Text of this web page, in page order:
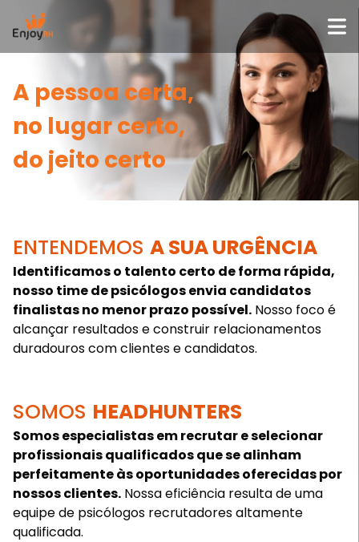
A pessoa certa,
no lugar certo,
do jeito certo
ENTENDEMOS A SUA URGÊNCIA
Identificamos o talento certo de forma rápida,
nosso time de psicólogos envia candidatos
finalistas no menor prazo possível. Nosso foco é
alcançar resultados e construir relacionamentos
duradouros com clientes e candidatos.
SOMOS HEADHUNTERS
Somos especialistas em recrutar e selecionar
profissionais qualificados que se alinham
perfeitamente às oportunidades oferecidas por
nossos clientes. Nossa eficiência resulta de uma
equipe de psicólogos recrutadores altamente
qualificada.